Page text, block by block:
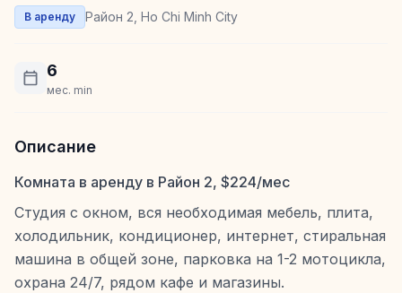
В аренду Район 2, Ho Chi Minh City
6
мес. min
Описание
Комната в аренду в Район 2, $224/мес
Студия с окном, вся необходимая мебель, плита,
холодильник, кондиционер, интернет, стиральная
машина в общей зоне, парковка на 1-2 мотоцикла,
охрана 24/7, рядом кафе и магазины.